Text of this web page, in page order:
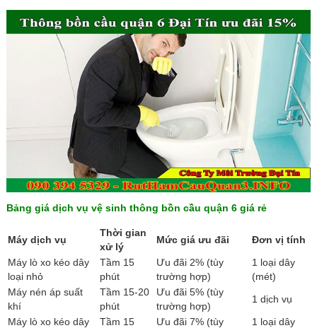
Bảng giá dịch vụ vệ sinh thông bồn cầu quận 6 giá rẻ
Máy dịch vụ
Thời gian
xử lý
Mức giá ưu đãi
Đơn vị tính
Máy lò xo kéo dây
loại nhỏ
Tầm 15
phút
Ưu đãi 2% (tùy
trường hợp)
1 loại dây
(mét)
Máy nén áp suất
khí
Tầm 15-20
phút
Ưu đãi 5% (tùy
trường hợp)
1 dịch vụ
Máy lò xo kéo dây
Tầm 15
Ưu đãi 7% (tùy
1 loại dây